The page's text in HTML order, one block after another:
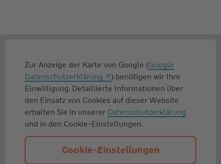
Zur Anzeige der Karte von Google (Google
Datenschutzerklärung
) benötigen wir Ihre
Einwilligung. Detaillierte Informationen über
den Einsatz von Cookies auf dieser Website
erhalten Sie in unserer Datenschutzerklärung
und in den Cookie-Einstellungen.
Cookie-Einstellungen